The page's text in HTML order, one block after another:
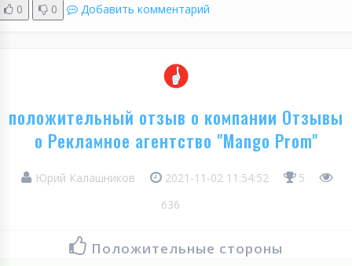
0 0 Добавить комментарий
положительный отзыв о компании Отзывы
о Рекламное агентство "Mango Prom"
Юрий Калашников 2021-11-02 11:54:52
5
636
Положительные стороны